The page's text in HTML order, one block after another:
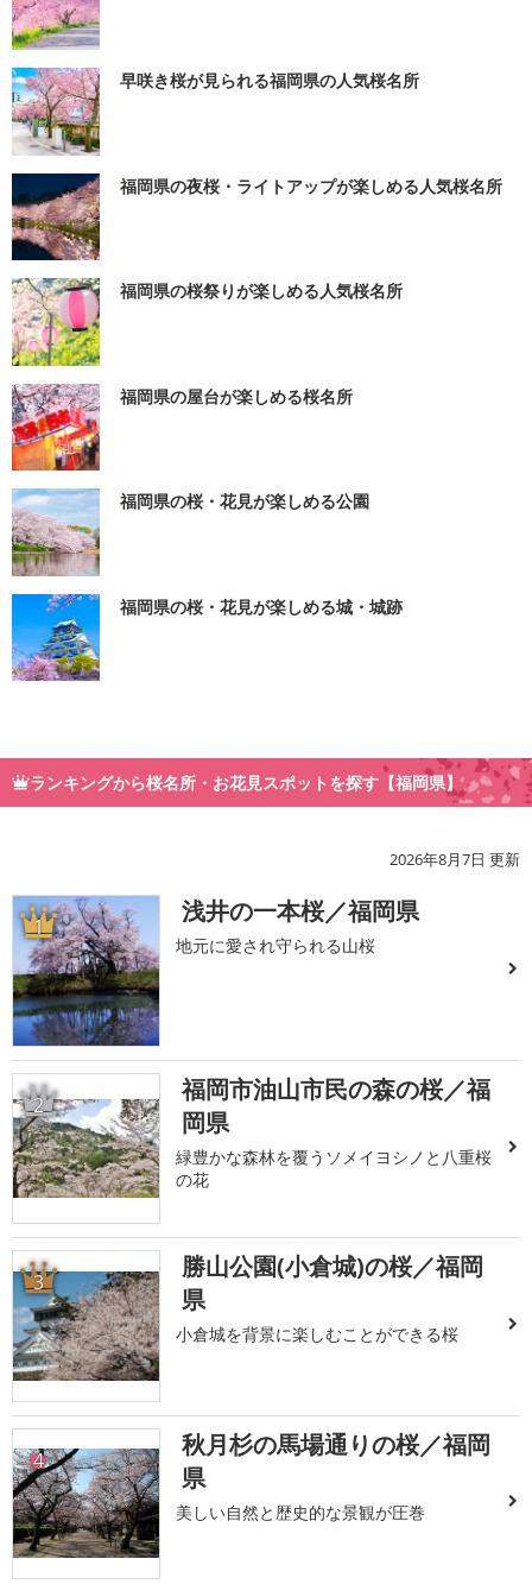
早咲き桜が見られる福岡県の人気桜名所
福岡県の夜桜・ライトアップが楽しめる人気桜名所
福岡県の桜祭りが楽しめる人気桜名所
福岡県の屋台が楽しめる桜名所
福岡県の桜・花見が楽しめる公園
福岡県の桜・花見が楽しめる城・城跡
ランキングから桜名所・お花見スポットを探す【福岡県】
2026年8月7日 更新
1 浅井の一本桜／福岡県
地元に愛され守られる山桜
2
福岡市油山市民の森の桜／福
岡県
緑豊かな森林を覆うソメイヨシノと八重桜
の花
3
勝山公園(小倉城)の桜／福岡
県
小倉城を背景に楽しむことができる桜
4
秋月杉の馬場通りの桜／福岡
県
美しい自然と歴史的な景観が圧巻